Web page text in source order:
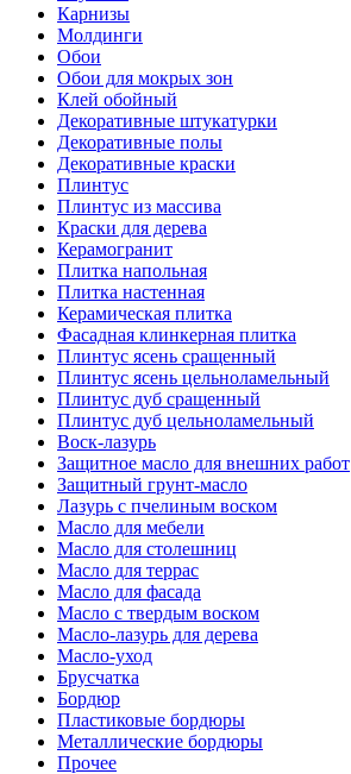
Карнизы
Молдинги
Обои
Обои для мокрых зон
Клей обойный
Декоративные штукатурки
Декоративные полы
Декоративные краски
Плинтус
Плинтус из массива
Краски для дерева
Керамогранит
Плитка напольная
Плитка настенная
Керамическая плитка
Фасадная клинкерная плитка
Плинтус ясень сращенный
Плинтус ясень цельноламельный
Плинтус дуб сращенный
Плинтус дуб цельноламельный
Воск-лазурь
Защитное масло для внешних работ
Защитный грунт-масло
Лазурь с пчелиным воском
Масло для мебели
Масло для столешниц
Масло для террас
Масло для фасада
Масло с твердым воском
Масло-лазурь для дерева
Масло-уход
Брусчатка
Бордюр
Пластиковые бордюры
Металлические бордюры
Прочее